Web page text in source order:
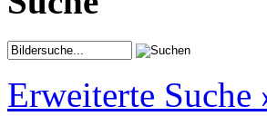
Erweiterte Suche